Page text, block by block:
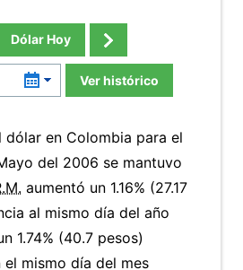
Dólar Hoy
Ver histórico
en Colombia para el
del 2006 se mantuvo
aumentó un 1.16% (27.17
al mismo día del año
1.74% (40.7 pesos)
mismo día del mes